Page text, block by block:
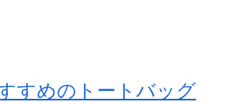
すめのトートバッグ